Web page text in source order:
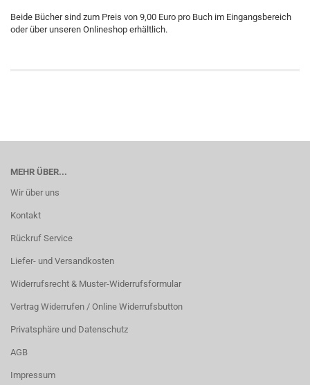
Beide Bücher sind zum Preis von 9,00 Euro pro Buch im Eingangsbereich
oder über unseren Onlineshop erhältlich.
MEHR ÜBER...
Wir über uns
Kontakt
Rückruf Service
Liefer- und Versandkosten
Widerrufsrecht & Muster-Widerrufsformular
Vertrag Widerrufen / Online Widerrufsbutton
Privatsphäre und Datenschutz
AGB
Impressum